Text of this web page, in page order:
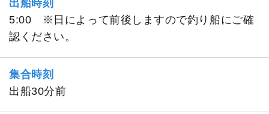
出船時刻
5:00 ※日によって前後しますので釣り船にご確
認ください。
集合時刻
出船30分前